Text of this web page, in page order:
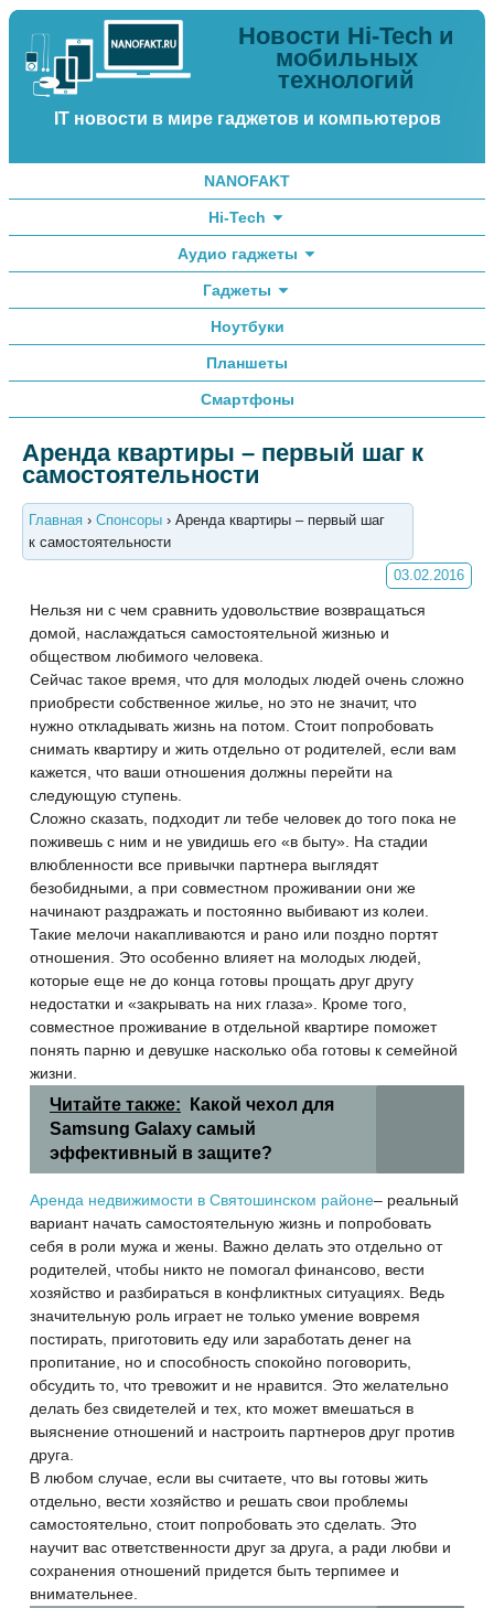
Новости Hi-Tech и
мобильных
технологий
IT новости в мире гаджетов и компьютеров
NANOFAKT
Hi-Tech
Аудио гаджеты
Гаджеты
Ноутбуки
Планшеты
Смартфоны
Аренда квартиры – первый шаг к
самостоятельности
Главная › Спонсоры › Аренда квартиры – первый шаг
к самостоятельности
03.02.2016
Нельзя ни с чем сравнить удовольствие возвращаться
домой, наслаждаться самостоятельной жизнью и
обществом любимого человека.
Сейчас такое время, что для молодых людей очень сложно
приобрести собственное жилье, но это не значит, что
нужно откладывать жизнь на потом. Стоит попробовать
снимать квартиру и жить отдельно от родителей, если вам
кажется, что ваши отношения должны перейти на
следующую ступень.
Сложно сказать, подходит ли тебе человек до того пока не
поживешь с ним и не увидишь его «в быту». На стадии
влюбленности все привычки партнера выглядят
безобидными, а при совместном проживании они же
начинают раздражать и постоянно выбивают из колеи.
Такие мелочи накапливаются и рано или поздно портят
отношения. Это особенно влияет на молодых людей,
которые еще не до конца готовы прощать друг другу
недостатки и «закрывать на них глаза». Кроме того,
совместное проживание в отдельной квартире поможет
понять парню и девушке насколько оба готовы к семейной
жизни.
Читайте также:
Какой чехол для
Samsung Galaxy самый
эффективный в защите?
Аренда недвижимости в Святошинском районе– реальный
вариант начать самостоятельную жизнь и попробовать
себя в роли мужа и жены. Важно делать это отдельно от
родителей, чтобы никто не помогал финансово, вести
хозяйство и разбираться в конфликтных ситуациях. Ведь
значительную роль играет не только умение вовремя
постирать, приготовить еду или заработать денег на
пропитание, но и способность спокойно поговорить,
обсудить то, что тревожит и не нравится. Это желательно
делать без свидетелей и тех, кто может вмешаться в
выяснение отношений и настроить партнеров друг против
друга.
В любом случае, если вы считаете, что вы готовы жить
отдельно, вести хозяйство и решать свои проблемы
самостоятельно, стоит попробовать это сделать. Это
научит вас ответственности друг за друга, а ради любви и
сохранения отношений придется быть терпимее и
внимательнее.